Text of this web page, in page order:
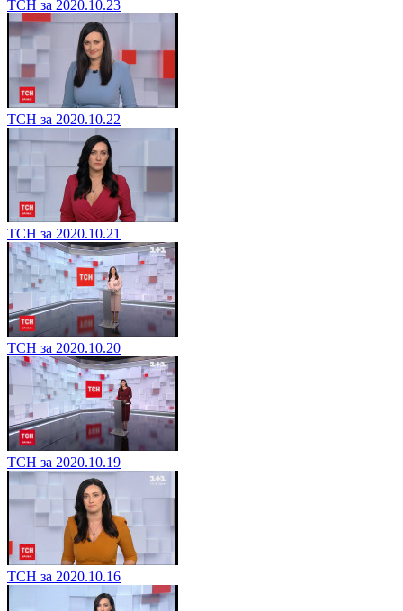
ТСН за 2020.10.23
ТСН за 2020.10.22
ТСН за 2020.10.21
ТСН за 2020.10.20
ТСН за 2020.10.19
ТСН за 2020.10.16